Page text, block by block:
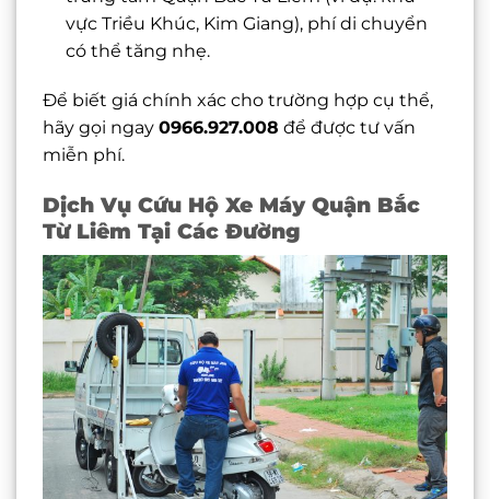
vực Triều Khúc, Kim Giang), phí di chuyển
có thể tăng nhẹ.
Để biết giá chính xác cho trường hợp cụ thể,
hãy gọi ngay 0966.927.008 để được tư vấn
miễn phí.
Dịch Vụ Cứu Hộ Xe Máy Quận Bắc
Từ Liêm Tại Các Đường